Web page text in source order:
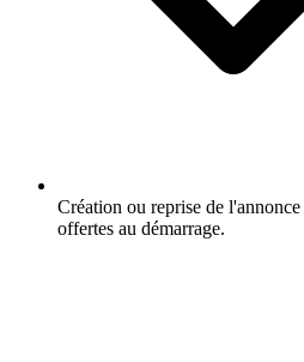
Création ou reprise de
offertes au démarrage.